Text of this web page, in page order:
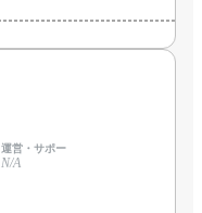
運営・サポート
N/A